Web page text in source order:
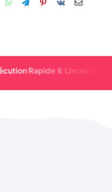
& Livraison Fiable |